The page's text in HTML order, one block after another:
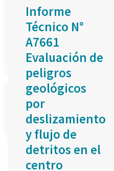
Informe
Técnico N°
A7661
Evaluación de
peligros
geológicos
por
deslizamiento
y flujo de
detritos en el
centro